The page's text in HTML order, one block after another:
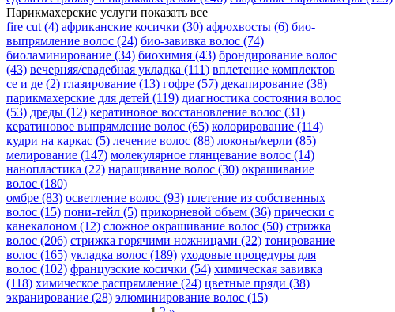
Парикмахерские услуги показать все
fire cut (4) африканские косички (30) афрохвосты (6) био-
выпрямление волос (24) био-завивка волос (74)
биоламинирование (34) биохимия (43) брондирование волос
(43) вечерняя/свадебная укладка (111) вплетение комплектов
се и де (2) глазирование (13) гофре (57) декапирование (38)
парикмахерские для детей (119) диагностика состояния волос
(53) дреды (12) кератиновое восстановление волос (31)
кератиновое выпрямление волос (65) колорирование (114)
кудри на каркас (5) лечение волос (88) локоны/керли (85)
мелирование (147) молекулярное глянцевание волос (14)
нанопластика (22) наращивание волос (30) окрашивание
волос (180)
омбре (83) осветление волос (93) плетение из собственных
волос (15) пони-тейл (5) прикорневой объем (36) прически с
канекалоном (12) сложное окрашивание волос (50) стрижка
волос (206) стрижка горячими ножницами (22) тонирование
волос (165) укладка волос (189) уходовые процедуры для
волос (102) французские косички (54) химическая завивка
(118) химическое распрямление (24) цветные пряди (38)
экранирование (28) элюминирование волос (15)